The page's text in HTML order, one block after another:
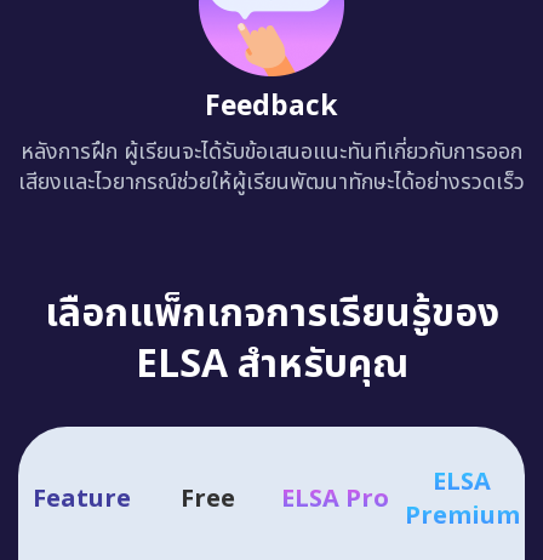
Feedback
หลังการฝึก ผู้เรียนจะได้รับข้อเสนอแนะทันทีเกี่ยวกับการออก
เสียงและไวยากรณ์ช่วยให้ผู้เรียนพัฒนาทักษะได้อย่างรวดเร็ว
เลือกแพ็กเกจการเรียนรู้ของ
ELSA สำหรับคุณ
Feature Free ELSA Pro
ELSA
Premium